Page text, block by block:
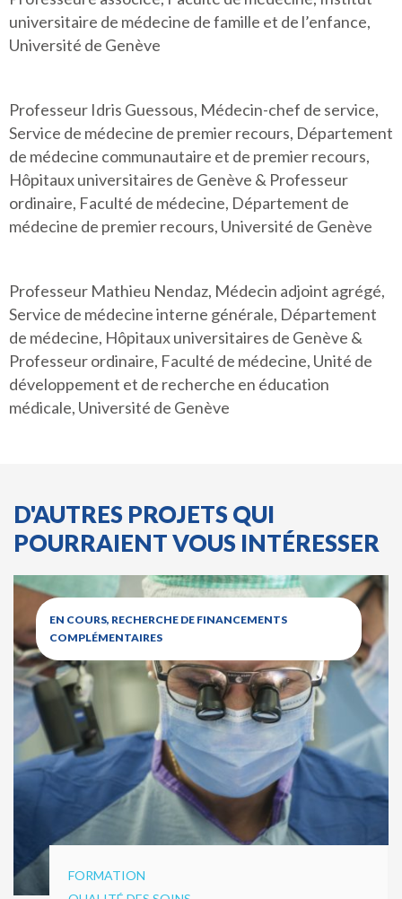
universitaire de médecine de famille et de l’enfance,
Université de Genève
Professeur Idris Guessous, Médecin-chef de service,
Service de médecine de premier recours, Département
de médecine communautaire et de premier recours,
Hôpitaux universitaires de Genève & Professeur
ordinaire, Faculté de médecine, Département de
médecine de premier recours, Université de Genève
Professeur Mathieu Nendaz, Médecin adjoint agrégé,
Service de médecine interne générale, Département
de médecine, Hôpitaux universitaires de Genève &
Professeur ordinaire, Faculté de médecine, Unité de
développement et de recherche en éducation
médicale, Université de Genève
D'AUTRES PROJETS QUI
POURRAIENT VOUS INTÉRESSER
EN COURS, RECHERCHE DE FINANCEMENTS
COMPLÉMENTAIRES
FORMATION